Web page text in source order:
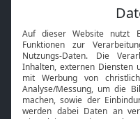
Neuigkeiten